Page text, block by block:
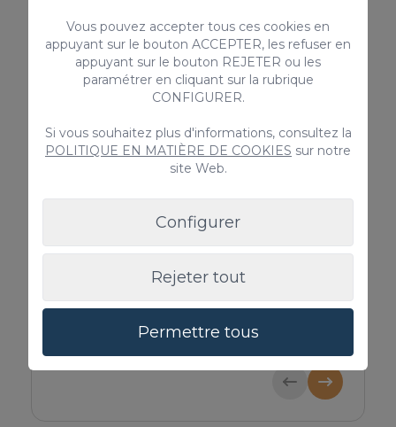
Parking - dans la rue
> VOIR TOUT
Services complémentaires
Lit bébé & Chaise haute
100€ /
Vous pouvez accepter tous ces cookies en
appuyant sur le bouton ACCEPTER, les refuser en
appuyant sur le bouton REJETER ou les
paramétrer en cliquant sur la rubrique
CONFIGURER.
Si vous souhaitez plus d'informations, consultez la
POLITIQUE EN MATIÈRE DE COOKIES sur notre
site Web.
Configurer
Rejeter tout
Permettre tous